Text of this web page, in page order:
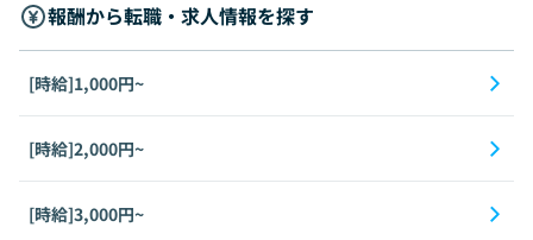
報酬から転職・求人情報を探す
[時給]1,000円~
[時給]2,000円~
[時給]3,000円~